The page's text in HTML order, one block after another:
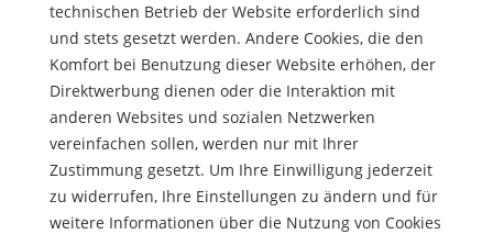
technischen Betrieb der Website erforderlich sind
und stets gesetzt werden. Andere Cookies, die den
Komfort bei Benutzung dieser Website erhöhen, der
Direktwerbung dienen oder die Interaktion mit
anderen Websites und sozialen Netzwerken
vereinfachen sollen, werden nur mit Ihrer
Zustimmung gesetzt. Um Ihre Einwilligung jederzeit
zu widerrufen, Ihre Einstellungen zu ändern und für
weitere Informationen über die Nutzung von Cookies